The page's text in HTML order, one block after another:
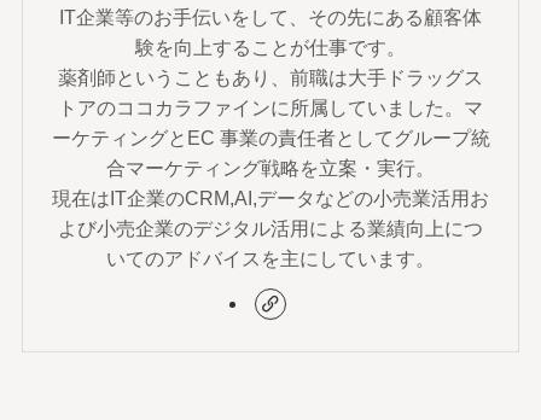
IT企業等のお手伝いをして、その先にある顧客体
験を向上することが仕事です。
薬剤師ということもあり、前職は大手ドラッグス
トアのココカラファインに所属していました。マ
ーケティングとEC 事業の責任者としてグループ統
合マーケティング戦略を立案・実行。
現在はIT企業のCRM,AI,データなどの小売業活用お
よび小売企業のデジタル活用による業績向上につ
いてのアドバイスを主にしています。